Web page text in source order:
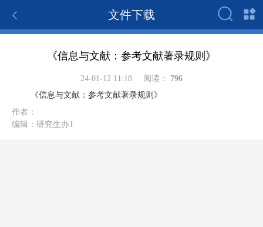
文件下载
《信息与文献：参考文献著录规则》
24-01-12 11:18 阅读：
796
《信息与文献：参考文献著录规则》
作者：
编辑： 研究生办1